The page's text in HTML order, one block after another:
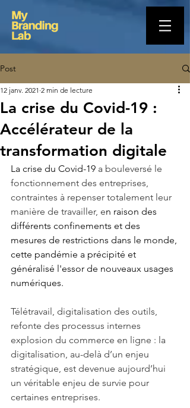
Post
La crise du Covid-19 :
Accélérateur de la
transformation digitale
12 janv. 2021 2 min de lecture
La crise du Covid-19 a bouleversé le
fonctionnement des entreprises,
contraintes à repenser totalement leur
manière de travailler, en raison des
différents confinements et des
mesures de restrictions dans le monde,
cette pandémie a précipité et
généralisé l'essor de nouveaux usages
numériques.
Télétravail, digitalisation des outils,
refonte des processus internes
explosion du commerce en ligne : la
digitalisation, au-delà d’un enjeu
stratégique, est devenue aujourd’hui
un véritable enjeu de survie pour
certaines entreprises.